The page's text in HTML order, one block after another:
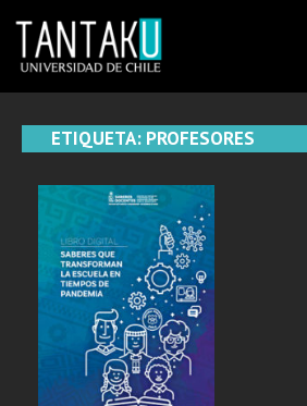
content
ETIQUETA: PROFESORES